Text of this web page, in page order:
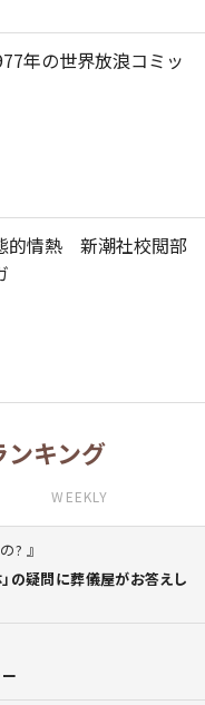
年の世界放浪コミッ
的情熱 新潮社校閲部
ンキング
WEEKLY
?
の疑問に葬儀屋がお答えし